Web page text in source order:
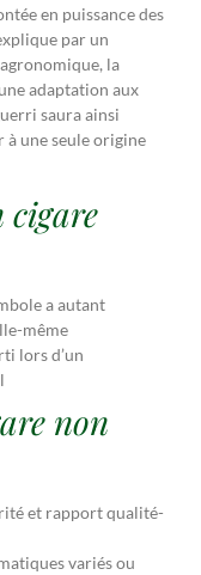
en puissance des
par un
la
adaptation aux
saura ainsi
une seule origine
a autant
même
lors d’un
non
et rapport qualité-
variés ou